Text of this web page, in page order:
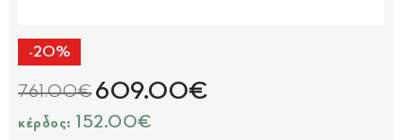
-20%
761.00€ 609.00€
κέρδος: 152.00€